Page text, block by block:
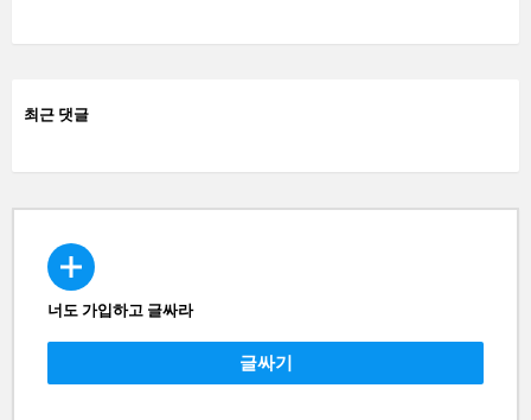
최근 댓글
CREATE
너도 가입하고 글싸라
글싸기